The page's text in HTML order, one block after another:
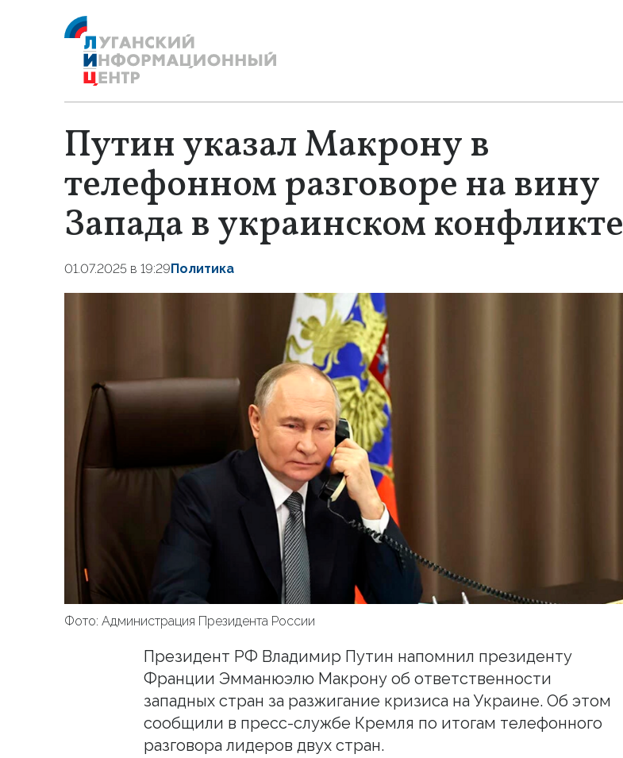
Путин указал Макрону в
телефонном разговоре на вину
Запада в украинском конфликте
01.07.2025 в 19:29Политика
Фото: Администрация Президента России
Президент РФ Владимир Путин напомнил президенту
Франции Эмманюэлю Макрону об ответственности
западных стран за разжигание кризиса на Украине. Об этом
сообщили в пресс-службе Кремля по итогам телефонного
разговора лидеров двух стран.